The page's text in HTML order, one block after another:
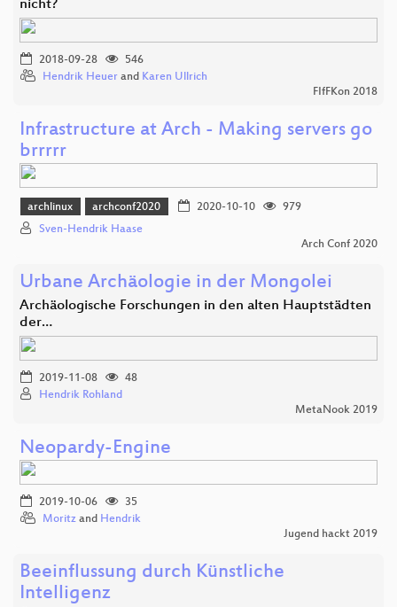
nicht?
2018-09-28
546
Hendrik Heuer and Karen Ullrich
FIfFKon 2018
Infrastructure at Arch - Making servers go
brrrrr
archlinux archconf2020 2020-10-10
979
Sven-Hendrik Haase
Arch Conf 2020
Urbane Archäologie in der Mongolei
Archäologische Forschungen in den alten Hauptstädten
der…
2019-11-08
48
Hendrik Rohland
MetaNook 2019
Neopardy-Engine
2019-10-06
35
Moritz and Hendrik
Jugend hackt 2019
Beeinflussung durch Künstliche
Intelligenz